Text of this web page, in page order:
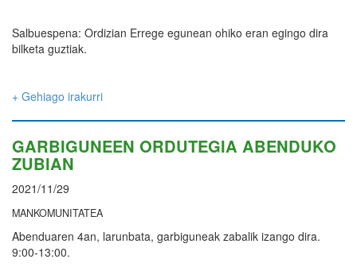
Salbuespena: Ordizian Errege egunean ohiko eran egingo dira
bilketa guztiak.
+ Gehiago irakurri
GARBIGUNEEN ORDUTEGIA ABENDUKO
ZUBIAN
2021/11/29
MANKOMUNITATEA
Abenduaren 4an, larunbata, garbiguneak zabalik izango dira.
9:00-13:00.